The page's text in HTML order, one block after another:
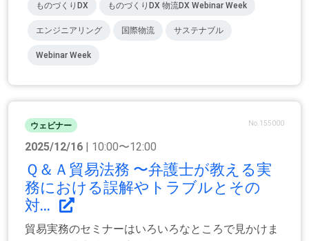
ものづくりDX ものづくりDX 物流DX Webinar Week
エンジニアリング 国際物流 サステナブル
Webinar Week
ウェビナー No.155000
2025/12/16 | 10:00〜12:00
Ｑ＆Ａ貿易法務 〜弁護士が教える実
務における誤解やトラブルとその
対...
貿易実務のセミナーはいろいろなところで見かけま